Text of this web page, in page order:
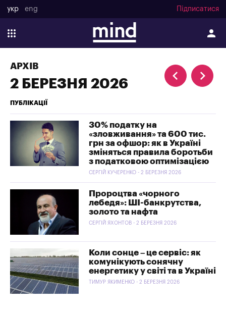
укр eng Підписатися
АРХІВ
2 БЕРЕЗНЯ 2026
ПУБЛІКАЦІЇ
30% податку на
«зловживання» та 600 тис.
грн за офшор: як в Україні
зміняться правила боротьби
з податковою оптимізацією
СЕРГІЙ КУЧЕРЕНКО - 2 БЕРЕЗНЯ 2026
Пророцтва «чорного
лебедя»: ШІ-банкрутства,
золото та нафта
СЕРГІЙ ЯХОНТОВ - 2 БЕРЕЗНЯ 2026
Коли сонце – це сервіс: як
комунікують сонячну
енергетику у світі та в Україні
ТИМУР ЯКИМЕНКО - 2 БЕРЕЗНЯ 2026